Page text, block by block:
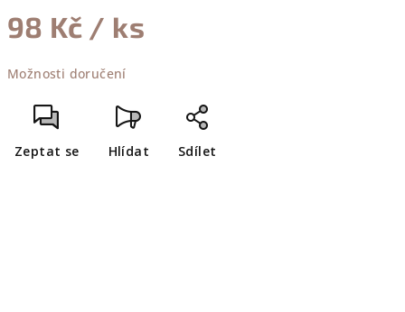
98 Kč / ks
cena:
Možnosti doručení
Zeptat se Hlídat Sdílet